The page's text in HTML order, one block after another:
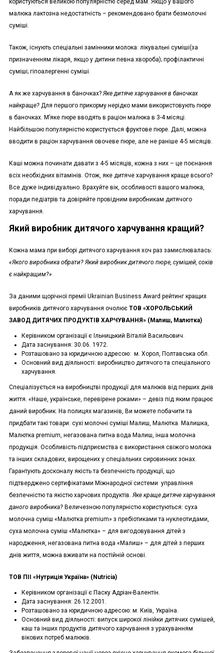
користуються великою популярністю серед мам. Якщо у вашого
малюка лактозна недостатність – рекомендовано брати безмолочні
суміші.
Також, існують спеціальні замінники молока: лікувальні суміші(за
призначенням лікаря, якщо у дитини певна хвороба); профілактичні
суміші; гіпоалергенні суміші.
А як же харчування в баночках? Яке дитяче харчування в баночках
найкраще?Для першого прикорму нерідко мами використовують пюре
в баночках. М’яке пюре вводять в раціон малюка в 3-4 місяці.
Найбільшою популярністю користується фруктове пюре. Далі, можна
вводити в раціон харчування овочеве пюре, але не раніше 4-5 місяців.
Каші можна починати давати з 4-5 місяців, кожна з них – це поєнання
всіх необхідних вітамінів. Отож, яке дитяче харчування краще всього?
Все дуже індивідуально. Врахуйте вік, особливості вашого малюка,
поради педіатрів та довіряйте провідним виробникам дитячого
харчування.
Який виробник дитячого харчування кращий?
Кожна мама при виборі дитячого харчування хоч раз замислювалась:
«Якого виробника обрати? Який виробник дитячого пюре, сумішей, соків
є найкращим?»
За даними щорічної премії Ukrainian Business Award рейтинг кращих
виробників дитячого харчування очолює ТОВ «ХОРОЛЬСЬКИЙ
ЗАВОД ДИТЯЧИХ ПРОДУКТІВ ХАРЧУВАННЯ» (Малиш, Малютка)
Керівником організації є Ільницький Віталій Васильович.
Дата заснування: 30.06. 1972.
Розташовано за юридичною адресою: м. Хорол, Полтавська обл.
Основний вид діяльності: виробництво дитячого та спеціального
харчування.
Спеціалізується на виробництві продукції для малюків від перших днів
життя. «Наше, українське, перевірене роками» – девіз під яким працює
даний виробник. На полицях магазинів, Ви можете побачити та
придбати такі товари: сухі молочні суміші Малиш, Малютка. Малишка,
Малютка premium, негазована питна вода Малиш, інша молочна
продукція. Особливість підприємства є використання свіжого молока
та інших складових, вирощених у спеціальних сировинних зонах.
Гарантують досконалу якість та безпечність продукції, що
підтверджено сертифікатами Міжнародної системи управління
безпечністю та якістю харчових продуктів. Яке краще дитяче харчування
даного виробника?Величезною популярністю користуються: суха
молочна суміш «Малютка premium» з пребіотиками та нуклеотидами,
суха молочна суміш «Малютка» – для вигодовування дітей з
народження, негазована питна вода «Малиш» – для дітей з перших
днів життя, можна вживати на постійній основі.
ТОВ ПІІ «Нутриція Україна» ( Nutricia)
Керівником організації є Паску Адріан-Валентін.
Дата заснування: 26.12.2001.
Розташовано за юридичною адресою: м. Київ, Україна.
Основний вид діяльності: випуск широкої лінійки дитячих сумішей,
каш та інших продуктів дитячого харчування з урахуванням
вікових потреб малюків.